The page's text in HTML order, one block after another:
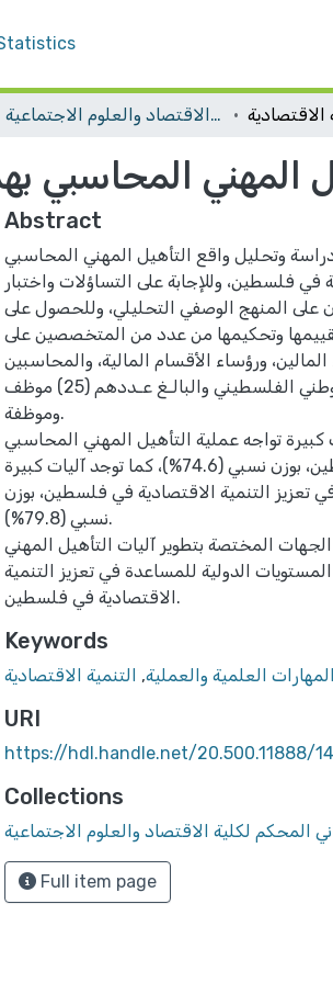
المؤتمر الثاني المحكم لكلية الاقتصاد والعلوم الاجتماعية
المهني المحاسبي
Abstract
وتحليل واقع التأهيل المهني المحاسبي
في فلسطين، وللإجابة على التساؤلات واختبار
على المنهج الوصفي التحليلي، وللحصول على
تقييمها وتحكيمها من عدد من المتخصصين على
ورؤساء الأقسام المالية، والمحاسبين
العاملين في وزارة الاقتصاد الوطني الفلسطيني والبالـغ عـددهم (25) موظف
وموظفة.
كبيرة تواجه عملية التأهيل المهني المحاسبي
في تعزيز التنمية الاقتصادية في فلسطين، بوزن نسبي (74.6%)، كما توجد آليات كبيرة
تعزيز التنمية الاقتصادية في فلسطين، بوزن
نسبي (79.8%).
المختصة بتطوير آليات التأهيل المهني
الدولية للمساعدة في تعزيز التنمية
الاقتصادية في فلسطين.
Keywords
المهارات العلمية والعملية, التنمية الاقتصادية
URI
https://hdl.handle.net/20.500.11888/
Collections
المحكم لكلية الاقتصاد والعلوم الاجتماعية
Full item page